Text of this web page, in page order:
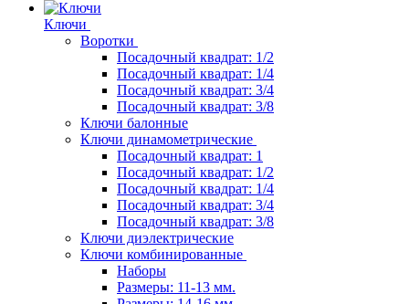
Ключи
Воротки
Посадочный квадрат: 1/2
Посадочный квадрат: 1/4
Посадочный квадрат: 3/4
Посадочный квадрат: 3/8
Ключи балонные
Ключи динамометрические
Посадочный квадрат: 1
Посадочный квадрат: 1/2
Посадочный квадрат: 1/4
Посадочный квадрат: 3/4
Посадочный квадрат: 3/8
Ключи диэлектрические
Ключи комбинированные
Наборы
Размеры: 11-13 мм.